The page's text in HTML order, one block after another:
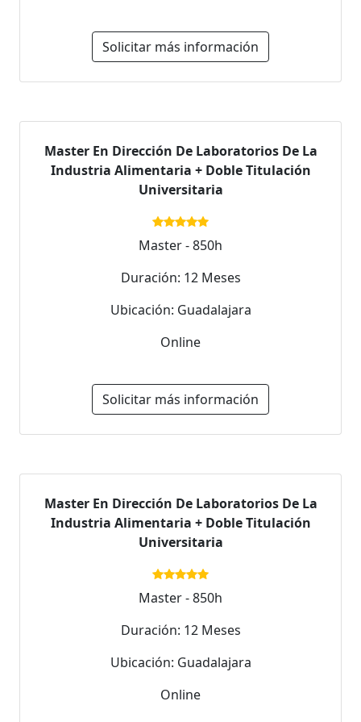
Solicitar más información
Master En Dirección De Laboratorios De La
Industria Alimentaria + Doble Titulación
Universitaria
Master - 850h
Duración: 12 Meses
Ubicación: Guadalajara
Online
Solicitar más información
Master En Dirección De Laboratorios De La
Industria Alimentaria + Doble Titulación
Universitaria
Master - 850h
Duración: 12 Meses
Ubicación: Guadalajara
Online